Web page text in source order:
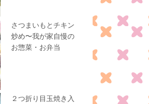
さつまいもとチキン
炒め〜我が家自慢の
お惣菜・お弁当
２つ折り目玉焼き入